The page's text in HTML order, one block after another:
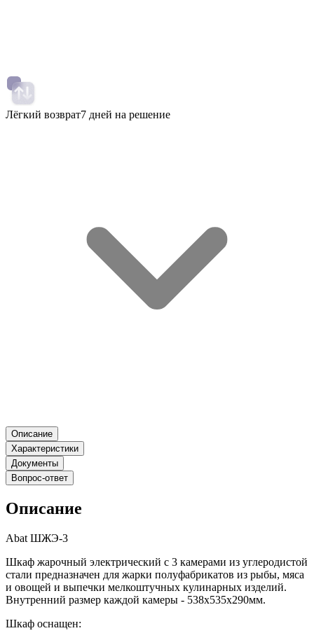
Лёгкий возврат7 дней на решение
Описание
Характеристики
Документы
Вопрос-ответ
Описание
Abat ШЖЭ-3
Шкаф жарочный электрический с 3 камерами из углеродистой
стали предназначен для жарки полуфабрикатов из рыбы, мяса
и овощей и выпечки мелкоштучных кулинарных изделий.
Внутренний размер каждой камеры - 538х535х290мм.
Шкаф оснащен: